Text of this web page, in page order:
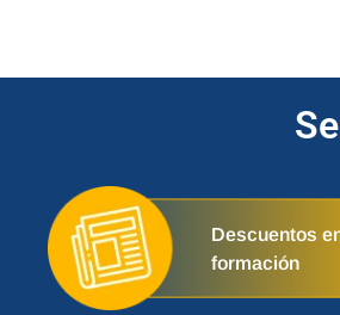
Descuentos
formación